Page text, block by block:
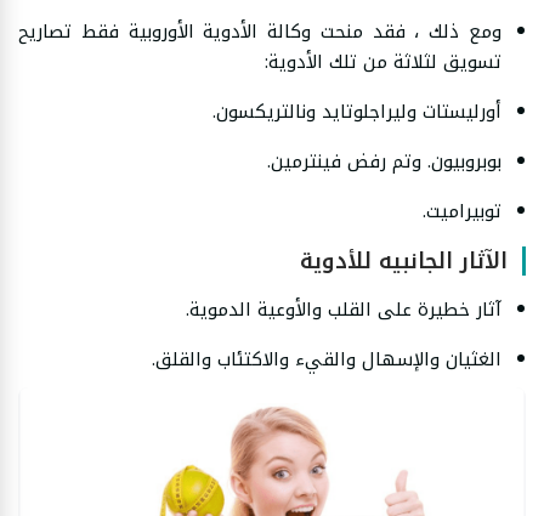
ومع ذلك ، فقد منحت وكالة الأدوية الأوروبية فقط تصاريح
تسويق لثلاثة من تلك الأدوية:
أورليستات وليراجلوتايد ونالتريكسون.
بوبروبيون. وتم رفض فينترمين.
توبيراميت.
الآثار الجانبيه للأدوية
آثار خطيرة على القلب والأوعية الدموية.
الغثيان والإسهال والقيء والاكتئاب والقلق.